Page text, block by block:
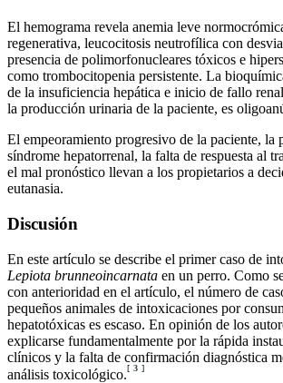
El hemograma revela anemia leve
regenerativa, leucocitosis neutrofílica con
presencia de polimorfonucleares tóxicos e
como trombocitopenia persistente. La
de la insuficiencia hepática e inicio de fallo
la producción urinaria de la paciente, es
El empeoramiento progresivo de la paciente, la
síndrome hepatorrenal, la falta de respuesta al
el mal pronóstico llevan a los propietarios a
eutanasia.
Discusión
En este artículo se describe el primer caso de
Lepiota brunneoincarnata en un perro. Como
con anterioridad en el artículo, el número de
pequeños animales de intoxicaciones por
hepatotóxicas es escaso. En opinión de los
explicarse fundamentalmente por la rápida
clínicos y la falta de confirmación diagnóstica
análisis toxicológico.[ 3 ]